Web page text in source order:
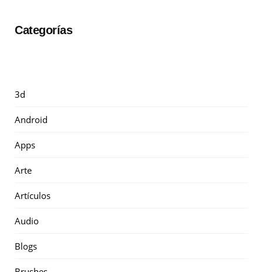
Categorías
3d
Android
Apps
Arte
Artículos
Audio
Blogs